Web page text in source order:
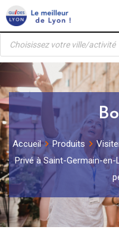
Skip
to
content
Recherche
produits
Accueil Produits
Privé à Saint-Germain-en-